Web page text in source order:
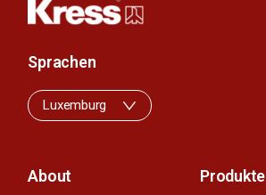
About Produkte
Sprachen
Luxemburg